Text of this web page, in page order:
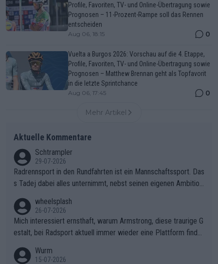
Profile, Favoriten, TV- und Online-Übertragung sowie
Prognosen – 11-Prozent-Rampe soll das Rennen
entscheiden
Aug 06, 18:15 0
Vuelta a Burgos 2026: Vorschau auf die 4. Etappe,
Profile, Favoriten, TV- und Online-Übertragung sowie
Prognosen – Matthew Brennan geht als Topfavorit
in die letzte Sprintchance
Aug 06, 17:45 0
Mehr Artikel
Aktuelle Kommentare
Schtrampler
29-07-2026
Radrennsport in den Rundfahrten ist ein Mannschaftssport. Das
s Tadej dabei alles unternimmt, nebst seinen eigenen Ambition
ganze Team auch mental stark zu machen und konkret am Erf
olg teilzuhaben, ist ihm ganz hoch anzurechnen. Das ist ein Zei
chen weit über den Radsport hinaus.
wheelsplash
26-07-2026
Mich interessiert ernsthaft, warum Armstrong, diese traurige G
estalt, bei Radsport aktuell immer wieder eine Plattform finde
Wurm
15-07-2026